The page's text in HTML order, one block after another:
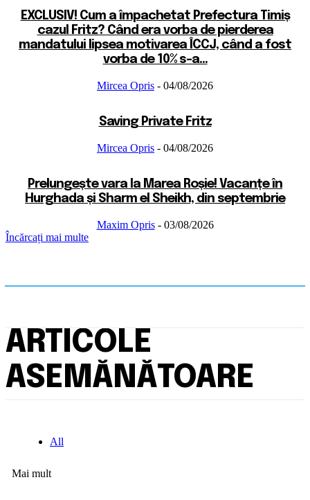
EXCLUSIV! Cum a împachetat Prefectura Timiș
cazul Fritz? Când era vorba de pierderea
mandatului lipsea motivarea ÎCCJ, când a fost
vorba de 10% s-a...
Mircea Opris - 04/08/2026
Saving Private Fritz
Mircea Opris - 04/08/2026
Prelungește vara la Marea Roșie! Vacanțe în
Hurghada și Sharm el Sheikh, din septembrie
Maxim Opris - 03/08/2026
Încărcați mai multe
ARTICOLE
ASEMĂNĂTOARE
All
Mai mult